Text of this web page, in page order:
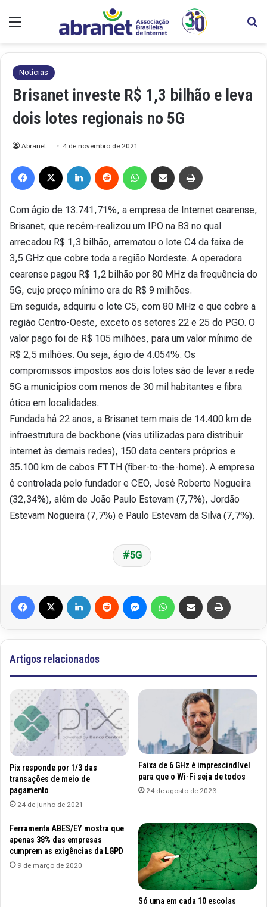
Notícias
Brisanet investe R$ 1,3 bilhão e leva
dois lotes regionais no 5G
Abranet 4 de novembro de 2021
Com ágio de 13.741,71%, a empresa de Internet cearense,
Brisanet, que recém-realizou um IPO na B3 no qual
arrecadou R$ 1,3 bilhão, arrematou o lote C4 da faixa de
3,5 GHz que cobre toda a região Nordeste. A operadora
cearense pagou R$ 1,2 bilhão por 80 MHz da frequência do
5G, cujo preço mínimo era de R$ 9 milhões.
Em seguida, adquiriu o lote C5, com 80 MHz e que cobre a
região Centro-Oeste, exceto os setores 22 e 25 do PGO. O
valor pago foi de R$ 105 milhões, para um valor mínimo de
R$ 2,5 milhões. Ou seja, ágio de 4.054%. Os
compromissos impostos aos dois lotes são de levar a rede
5G a municípios com menos de 30 mil habitantes e fibra
ótica em localidades.
Fundada há 22 anos, a Brisanet tem mais de 14.400 km de
infraestrutura de backbone (vias utilizadas para distribuir
internet às demais redes), 150 data centers próprios e
35.100 km de cabos FTTH (fiber-to-the-home). A empresa
é controlada pelo fundador e CEO, José Roberto Nogueira
(32,34%), além de João Paulo Estevam (7,7%), Jordão
Estevam Nogueira (7,7%) e Paulo Estevam da Silva (7,7%).
5G
Artigos relacionados
Pix responde por 1/3 das
transações de meio de
pagamento
24 de junho de 2021
Faixa de 6 GHz é imprescindível
para que o Wi-Fi seja de todos
24 de agosto de 2023
Ferramenta ABES/EY mostra que
apenas 38% das empresas
cumprem as exigências da LGPD
9 de março de 2020
Só uma em cada 10 escolas